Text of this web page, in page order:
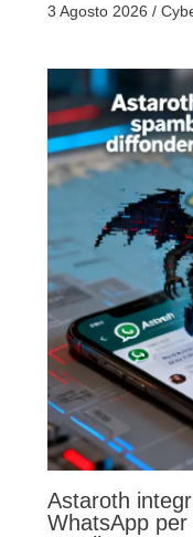
3 Agosto 2026 /
Astaroth
WhatsApp